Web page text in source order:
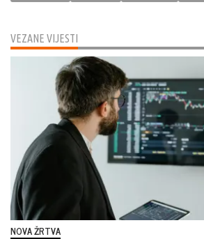
VEZANE VIJESTI
NOVA ŽRTVA